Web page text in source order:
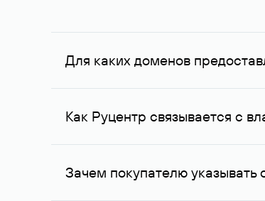
Для каких доменов
Услуга доступна для доменов,
Как Руцентр связывается с
Для связи с владельцем домена
Зачем покупателю указывать